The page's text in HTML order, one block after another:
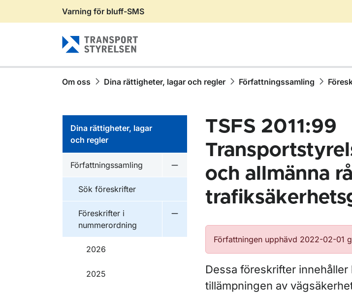
Gå till sidans innehåll
Varning för bluff-SMS
Om oss Dina rättigheter, lagar och regler Författningssamling
Dina rättigheter, lagar
och regler
Författningssamling
Undermeny för Författningssamling
Sök föreskrifter
Föreskrifter i
nummerordning
2026
2025
TSFS 2011:99
och allmänna
Författningen upphävd 2022-02-01
Dessa föreskrifter
tillämpningen av